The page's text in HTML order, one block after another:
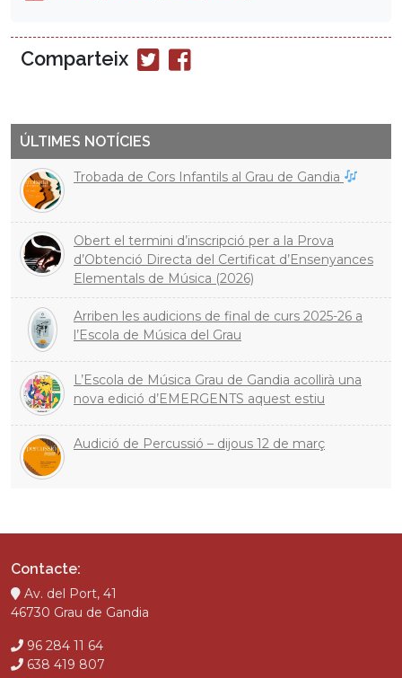
Comparteix
Compartir
en
Compartir
en
ÚLTIMES NOTÍCIES
Trobada de Cors Infantils al Grau de Gandia
Obert el termini d’inscripció per a la Prova
d’Obtenció Directa del Certificat d’Ensenyances
Elementals de Música (2026)
Arriben les audicions de final de curs 2025-26 a
l’Escola de Música del Grau
L’Escola de Música Grau de Gandia acollirà una
nova edició d’EMERGENTS aquest estiu
Audició de Percussió – dijous 12 de març
Contacte:
Av. del Port, 41
46730 Grau de Gandia
96 284 11 64
638 419 807